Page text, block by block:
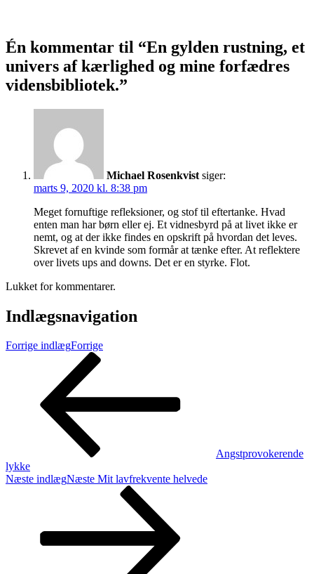
Én kommentar til “En gylden rustning, et
univers af kærlighed og mine forfædres
vidensbibliotek.”
Michael Rosenkvist siger:
marts 9, 2020 kl. 8:38 pm
Meget fornuftige refleksioner, og stof til eftertanke. Hvad
enten man har børn eller ej. Et vidnesbyrd på at livet ikke er
nemt, og at der ikke findes en opskrift på hvordan det leves.
Skrevet af en kvinde som formår at tænke efter. At reflektere
over livets ups and downs. Det er en styrke. Flot.
Lukket for kommentarer.
Indlægsnavigation
Forrige indlægForrige
Angstprovokerende
lykke
Næste indlægNæste Mit lavfrekvente helvede